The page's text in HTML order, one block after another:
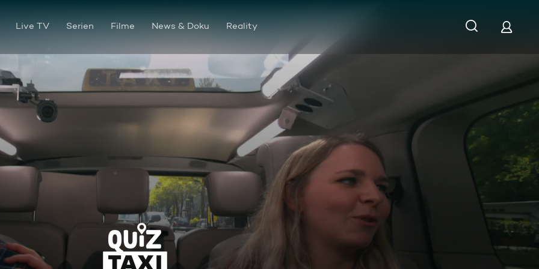
Live TV Serien Filme News & Doku Reality
"10 Sekunden sind viel zu kurz!" - bringt der Internetjoker etwas?